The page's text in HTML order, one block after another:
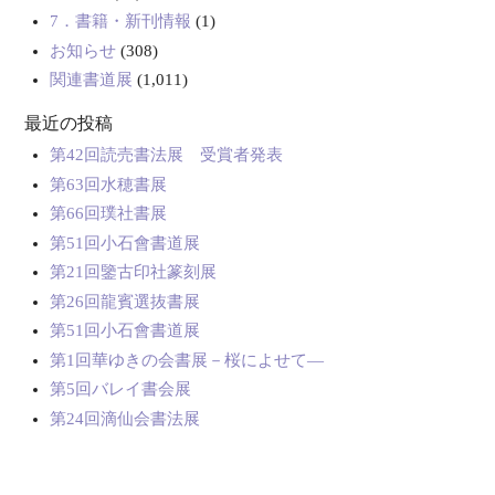
7．書籍・新刊情報 (1)
お知らせ(308)
関連書道展 (1,011)
最近の投稿
第42回読売書法展 受賞者発表
第63回水穂書展
第66回璞社書展
第51回小石會書道展
第21回鑒古印社篆刻展
第26回龍賓選抜書展
第51回小石會書道展
第1回華ゆきの会書展－桜によせて―
第5回バレイ書会展
第24回滴仙会書法展